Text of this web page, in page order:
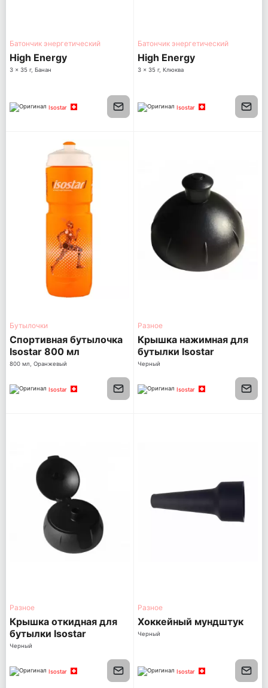
Батончик энергетический
High Energy
3 x 35 г, Банан
Isostar
Батончик энергетический
High Energy
3 x 35 г, Клюква
Isostar
Бутылочки
Спортивная бутылочка
Isostar 800 мл
Оранжевая с белой
800 мл, Оранжевый
Isostar
Разное
Крышка нажимная для
бутылки Isostar
Черный
Isostar
Разное
Крышка откидная для
бутылки Isostar
Черный
Isostar
Разное
Хоккейный мундштук
Черный
Isostar